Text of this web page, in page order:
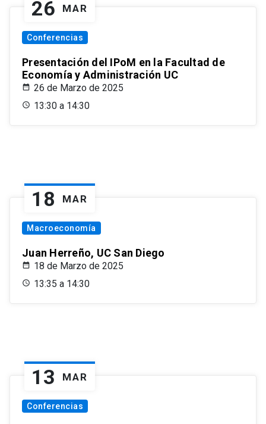
26 MAR
Conferencias
Presentación del IPoM en la Facultad de
Economía y Administración UC
26 de Marzo de 2025
13:30 a 14:30
18 MAR
Macroeconomía
Juan Herreño, UC San Diego
18 de Marzo de 2025
13:35 a 14:30
13 MAR
Conferencias